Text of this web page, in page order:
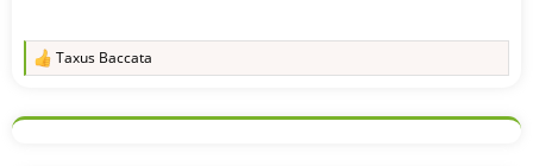
R
k
Taxus Baccata